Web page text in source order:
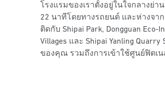
โรงแรมของเราตั้งอยู่ในใจกลางย่า
22 นาทีโดยทางรถยนต์ และห่างจา
ติดกับ Shipai Park, Dongguan Eco-
Villages และ Shipai Yanling
ของคุณ รวมถึงการเข้าใช้ศูนย์ฟิตเ